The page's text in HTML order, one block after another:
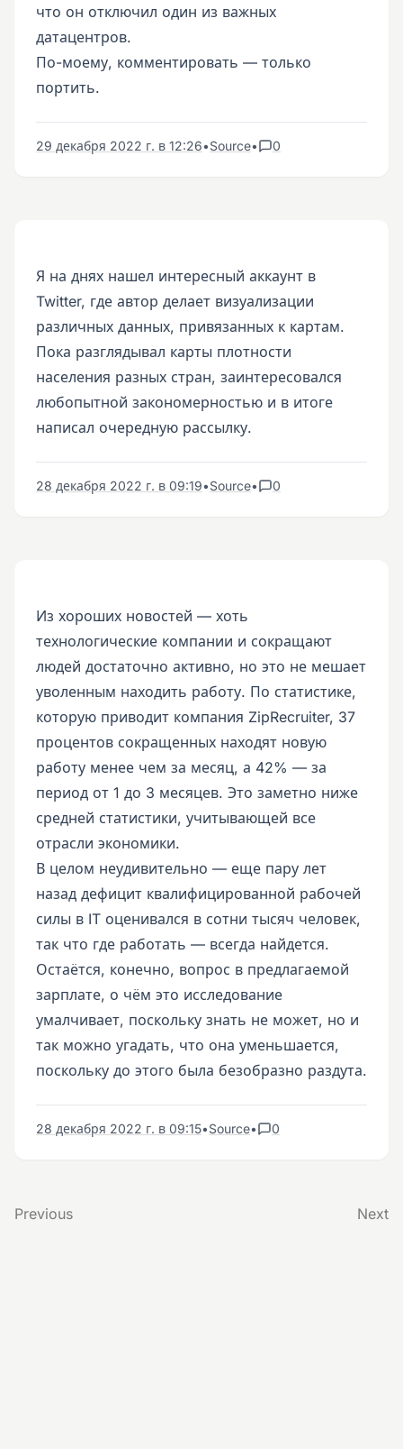
что он отключил один из важных
датацентров.
По-моему, комментировать — только
портить.
29 декабря 2022 г. в 12:26•Source• 0
Я на днях нашел интересный аккаунт в
Twitter, где автор делает визуализации
различных данных, привязанных к картам.
Пока разглядывал карты плотности
населения разных стран, заинтересовался
любопытной закономерностью и в итоге
написал очередную рассылку.
28 декабря 2022 г. в 09:19•Source• 0
Из хороших новостей — хоть
технологические компании и сокращают
людей достаточно активно, но это не мешает
уволенным находить работу. По статистике,
которую приводит компания ZipRecruiter, 37
процентов сокращенных находят новую
работу менее чем за месяц, а 42% — за
период от 1 до 3 месяцев. Это заметно ниже
средней статистики, учитывающей все
отрасли экономики.
В целом неудивительно — еще пару лет
назад дефицит квалифицированной рабочей
силы в IT оценивался в сотни тысяч человек,
так что где работать — всегда найдется.
Остаётся, конечно, вопрос в предлагаемой
зарплате, о чём это исследование
умалчивает, поскольку знать не может, но и
так можно угадать, что она уменьшается,
поскольку до этого была безобразно раздута.
28 декабря 2022 г. в 09:15•Source• 0
Previous Next